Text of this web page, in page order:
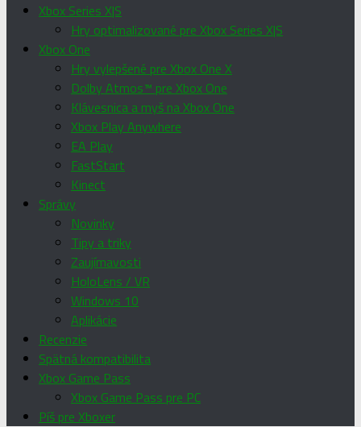
Xbox Series X|S
Hry optimalizované pre Xbox Series X|S
Xbox One
Hry vylepšené pre Xbox One X
Dolby Atmos™ pre Xbox One
Klávesnica a myš na Xbox One
Xbox Play Anywhere
EA Play
FastStart
Kinect
Správy
Novinky
Tipy a triky
Zaujímavosti
HoloLens / VR
Windows 10
Aplikácie
Recenzie
Spätná kompatibilita
Xbox Game Pass
Xbox Game Pass pre PC
Píš pre Xboxer